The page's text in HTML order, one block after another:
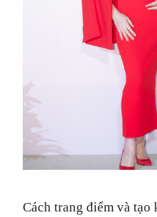
Cách trang điểm và